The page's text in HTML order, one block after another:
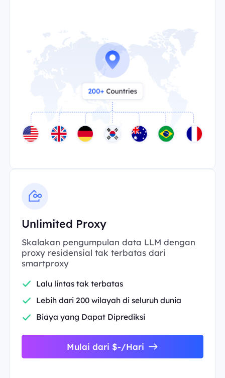
Unlimited Proxy
Skalakan pengumpulan data LLM dengan
proxy residensial tak terbatas dari
smartproxy
Lalu lintas tak terbatas
Lebih dari 200 wilayah di seluruh dunia
Biaya yang Dapat Diprediksi
Mulai dari $-/Hari